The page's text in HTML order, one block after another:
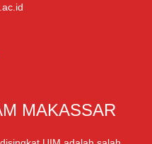
makassar.ac.id
MAKASSAR